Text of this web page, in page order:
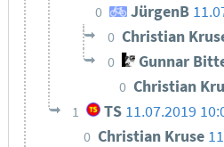
0 JürgenB
0 Christian
0 Gunnar
0 Christian
1 TS 11.07.2019
0 Christian Kruse